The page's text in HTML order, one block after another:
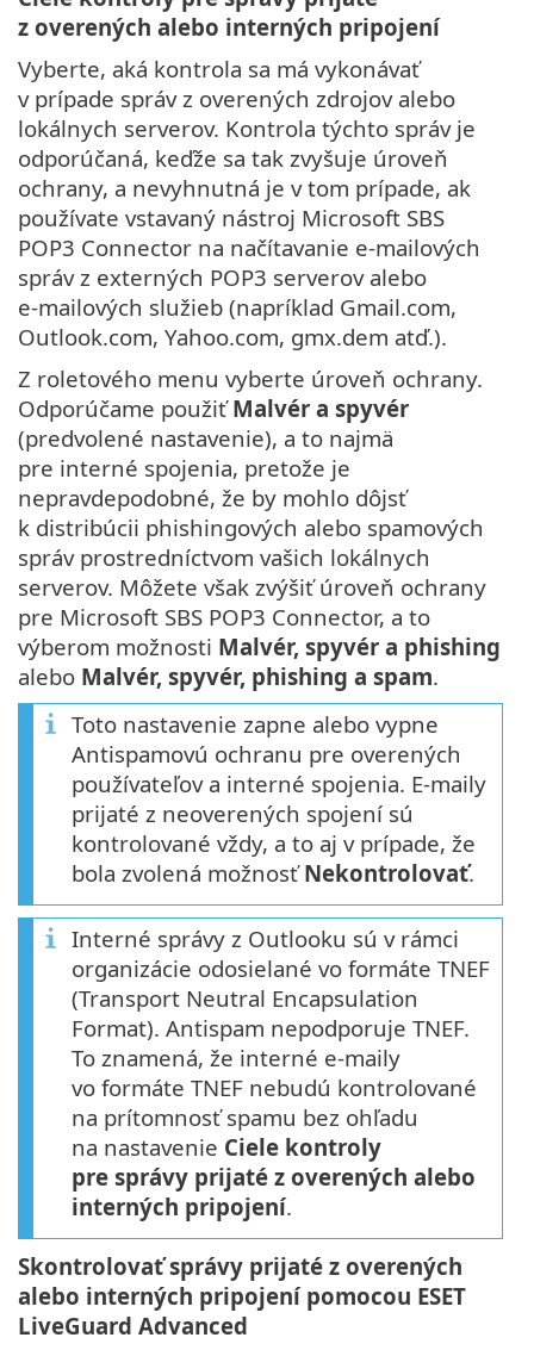
z overených alebo interných pripojení
Vyberte, aká kontrola sa má vykonávať
v prípade správ z overených zdrojov alebo
lokálnych serverov. Kontrola týchto správ je
odporúčaná, keďže sa tak zvyšuje úroveň
ochrany, a nevyhnutná je v tom prípade, ak
používate vstavaný nástroj Microsoft SBS
POP3 Connector na načítavanie e‑mailových
správ z externých POP3 serverov alebo
e‑mailových služieb (napríklad Gmail.com,
Outlook.com, Yahoo.com, gmx.dem atď.).
Z roletového menu vyberte úroveň ochrany.
Odporúčame použiťMalvér a spyvér
(predvolené nastavenie), a to najmä
pre interné spojenia, pretože je
nepravdepodobné, že by mohlo dôjsť
k distribúcii phishingových alebo spamových
správ prostredníctvom vašich lokálnych
serverov. Môžete však zvýšiť úroveň ochrany
pre Microsoft SBS POP3 Connector, a to
výberom možnosti Malvér, spyvér a phishing
alebo Malvér, spyvér, phishing a spam.
Toto nastavenie zapne alebo vypne
Antispamovú ochranu pre overených
používateľov a interné spojenia. E‑maily
prijaté z neoverených spojení sú
kontrolované vždy, a to aj v prípade, že
bola zvolená možnosťNekontrolovať.
Interné správy z Outlooku sú v rámci
organizácie odosielané vo formáte TNEF
(Transport Neutral Encapsulation
Format). Antispam nepodporuje TNEF.
To znamená, že interné e‑maily
vo formáte TNEF nebudú kontrolované
na prítomnosť spamu bez ohľadu
na nastavenie Ciele kontroly
pre správy prijaté z overených alebo
interných pripojení.
Skontrolovať správy prijaté z overených
alebo interných pripojení pomocou ESET
LiveGuard Advanced